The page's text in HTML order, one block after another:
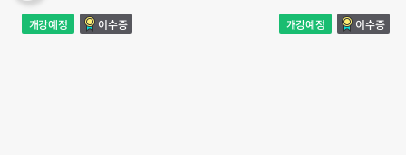
한
국
어
개강예정 이수증 언
어,
세
개강예정 이수증